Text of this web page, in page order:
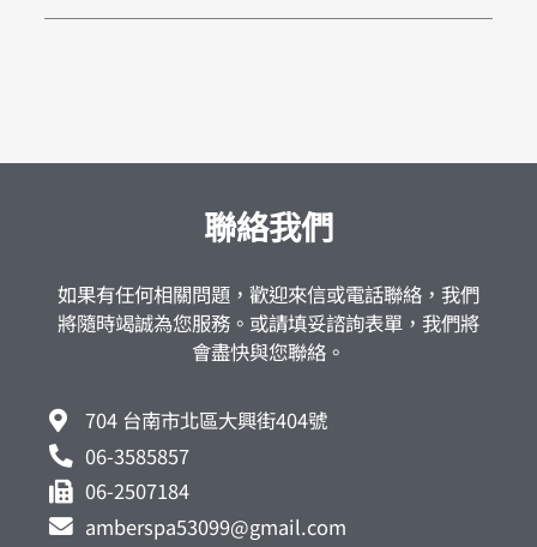
聯絡我們
如果有任何相關問題，歡迎來信或電話聯絡，我們
將隨時竭誠為您服務。或請填妥諮詢表單，我們將
會盡快與您聯絡。
704 台南市北區大興街404號
06-3585857
06-2507184
amberspa53099@gmail.com